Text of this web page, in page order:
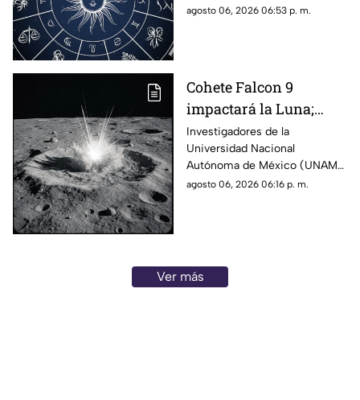
avances laborales y decisiones
aprovechar la energía de la
jornada.
agosto 06, 2026 06:53 p. m.
Cohete Falcon 9
impactará la Luna;
UNAM descarta riesgos
para la Tierra
Investigadores de la
Universidad Nacional
Autónoma de México (UNAM)
informaron que la etapa
no representa ningún riesgo
para la población ni para el
agosto 06, 2026 06:16 p. m.
Ver más